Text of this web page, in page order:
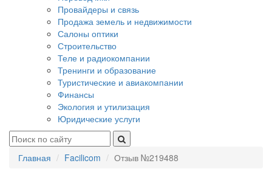
Провайдеры и связь
Продажа земель и недвижимости
Салоны оптики
Строительство
Теле и радиокомпании
Тренинги и образование
Туристические и авиакомпании
Финансы
Экология и утилизация
Юридические услуги
Главная Facilicom Отзыв №219488